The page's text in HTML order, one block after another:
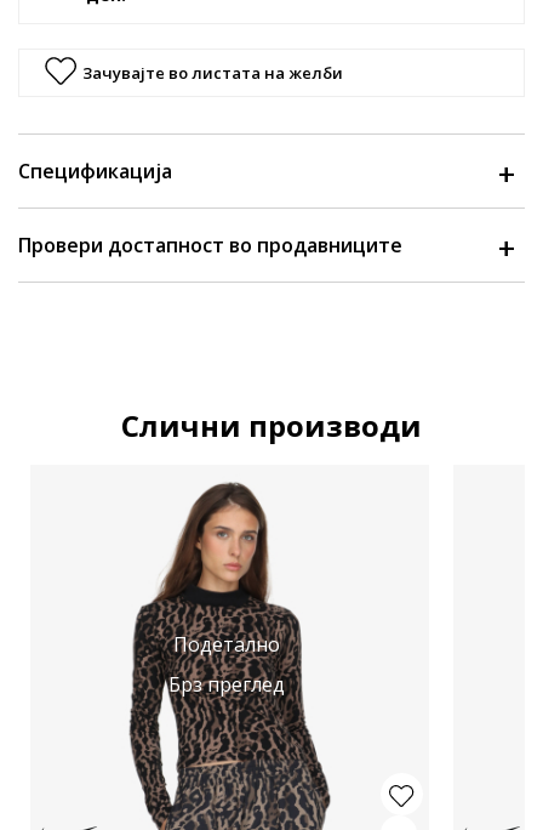
Зачувајте во листата на желби
Спецификација
Провери достапност во продавниците
Слични производи
Подетално
Брз преглед